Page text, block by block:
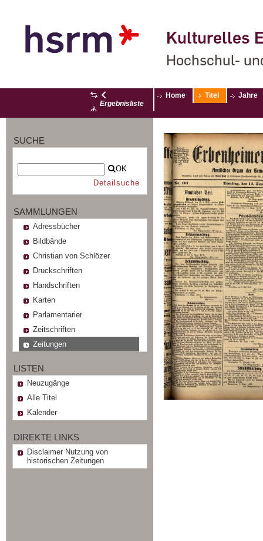
Kulturelles
Hochschul-
Ergebnisliste
Home Titel Jahre
SUCHE
OK
Detailsuche
SAMMLUNGEN
Adressbücher
Bildbände
Christian von Schlözer
Druckschriften
Handschriften
Karten
Parlamentarier
Zeitschriften
Zeitungen
LISTEN
Neuzugänge
Alle Titel
Kalender
DIREKTE LINKS
Disclaimer Nutzung von
historischen Zeitungen